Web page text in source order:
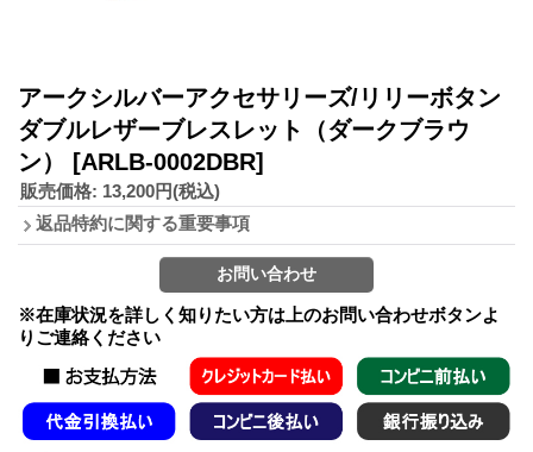
アークシルバーアクセサリーズ/リリーボタン
ダブルレザーブレスレット（ダークブラウ
ン）
[ARLB-0002DBR]
販売価格: 13,200円(税込)
返品特約に関する重要事項
※在庫状況を詳しく知りたい方は上のお問い合わせボタンよ
りご連絡ください